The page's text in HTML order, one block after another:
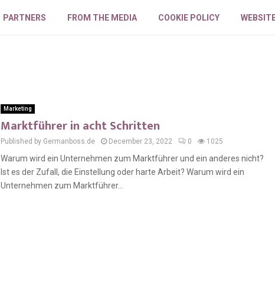
PARTNERS FROM THE MEDIA COOKIE POLICY
Marketing
Marktführer in acht Schritten
Published by Germanboss.de December 23, 2022 0 1025
Warum wird ein Unternehmen zum Marktführer und ein anderes nicht?
Ist es der Zufall, die Einstellung oder harte Arbeit? Warum wird ein
Unternehmen zum Marktführer...